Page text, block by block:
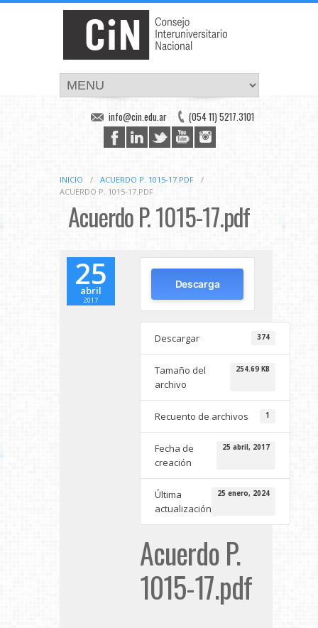
(054 11) 5217.3101
info@cin.edu.ar
INICIO / ACUERDO P. 1015-17.PDF
/
ACUERDO P. 1015-17.PDF
Acuerdo P. 1015-17.pdf
25
abril
2017
Descarga
Descargar 374
Tamaño del
archivo
254.69 KB
Recuento de archivos 1
Fecha de
creación
25 abril, 2017
Última
actualización
25 enero, 2024
Acuerdo P.
1015-17.pdf